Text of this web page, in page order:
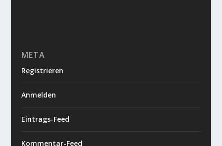
META
Registrieren
Anmelden
Eintrags-Feed
Kommentar-Feed